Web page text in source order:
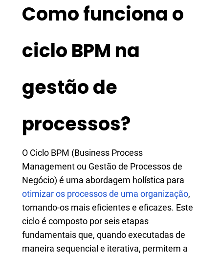
Como funciona o
ciclo BPM na
gestão de
processos?
​​​​​​​O Ciclo BPM (Business Process
Management ou Gestão de Processos de
Negócio) é uma abordagem holística para
otimizar os processos de uma organização,
tornando-os mais eficientes e eficazes. Este
ciclo é composto por seis etapas
fundamentais que, quando executadas de
maneira sequencial e iterativa, permitem a